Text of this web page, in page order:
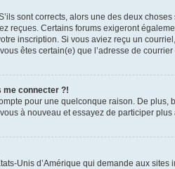
sont corrects, alors une des deux
reçues. Certains forums exigeront
inscription. Si vous aviez reçu un
êtes certain(e) que l’adresse de
me connecter ?!
pour une quelconque raison. De
à nouveau et essayez de participer
Unis d’Amérique qui demande aux